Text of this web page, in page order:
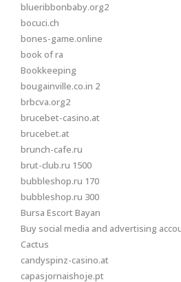
blueribbonbaby.org2
bocuci.ch
bones-game.online
book of ra
Bookkeeping
bougainville.co.in 2
brbcva.org2
brucebet-casino.at
brucebet.at
brunch-cafe.ru
brut-club.ru 1500
bubbleshop.ru 170
bubbleshop.ru 300
Bursa Escort Bayan
Buy social media and advertising
Cactus
candyspinz-casino.at
capasjornaishoje.pt